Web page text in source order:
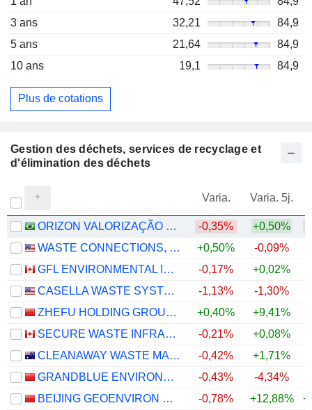
3 ans
32,21
84,9
5 ans
21,64
84,9
10 ans
19,1 84,9
Plus de cotations
Gestion des déchets, services de recyclage et
d'élimination des déchets
Varia. Varia. 5j.
ORIZON VALORIZAÇÃO DE RESÍDUOS S.A. -0,35% +0,50%
WASTE CONNECTIONS, INC.
+0,50% -0,09%
GFL ENVIRONMENTAL INC.
-0,17% +0,02%
CASELLA WASTE SYSTEMS, INC.
-1,13% -1,30%
ZHEFU HOLDING GROUP CO., LTD.
+0,40% +9,41%
SECURE WASTE INFRASTRUCTURE CORP.
-0,21% +0,08%
CLEANAWAY WASTE MANAGEMENT LIMITED
-0,42% +1,71%
GRANDBLUE ENVIRONMENT CO., LTD.
-0,43% -4,34%
BEIJING GEOENVIRON ENGINEERING & TECHNOLOGY, INC.
-0,78% +12,88%